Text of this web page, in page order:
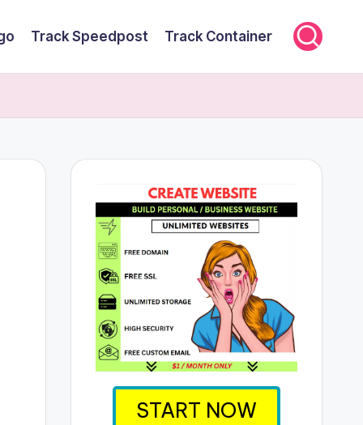
Track Speedpost Track Container
START NOW